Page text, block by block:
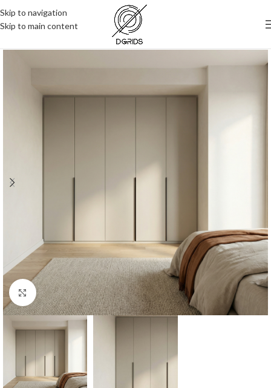
Skip to navigation
Skip to main content
Click to enlarge